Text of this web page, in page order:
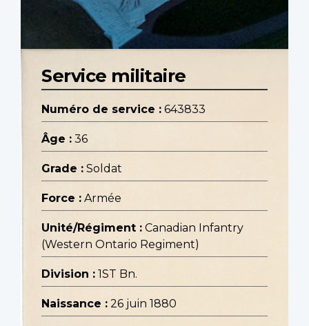
Service militaire
Numéro de service : 643833
Âge : 36
Grade : Soldat
Force : Armée
Unité/Régiment : Canadian Infantry
(Western Ontario Regiment)
Division : 1ST Bn.
Naissance : 26 juin 1880